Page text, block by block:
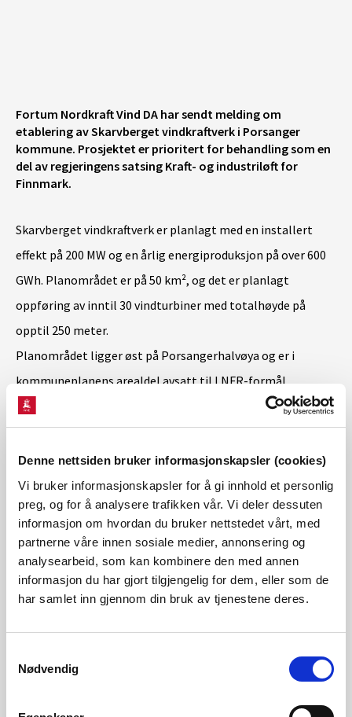
Denne nettsiden bruker informasjonskapsler (cookies)
Vi bruker informasjonskapsler for å gi innhold et personlig
preg, og for å analysere trafikken vår. Vi deler dessuten
informasjon om hvordan du bruker nettstedet vårt, med
partnerne våre innen sosiale medier, annonsering og
analysearbeid, som kan kombinere den med annen
informasjon du har gjort tilgjengelig for dem, eller som de
har samlet inn gjennom din bruk av tjenestene deres.
Nødvendig
Fortum Nordkraft Vind DA har sendt melding om
etablering av Skarvberget vindkraftverk i Porsanger
kommune. Prosjektet er prioritert for behandling som en
del av regjeringens satsing Kraft- og industriløft for
Finnmark.
Skarvberget vindkraftverk er planlagt med en installert
effekt på 200 MW og en årlig energiproduksjon på over 600
GWh. Planområdet er på 50 km², og det er planlagt
oppføring av inntil 30 vindturbiner med totalhøyde på
opptil 250 meter.
Planområdet ligger øst på Porsangerhalvøya og er i
kommuneplanens arealdel avsatt til LNFR-formål
(landbruk, natur, friluftsliv og reindrift). Porsanger
kommune behandler områdereguleringsprosess parallelt
med konsesjonssaken.
Skarvberget vindkraftverk er ett av to prosjekter i regionen
som er prioritert for videre behandling av NVE, sammen
med Reinelva vindkraftverk
. Det planlegges samordnede
utredninger for prosjektene, blant annet for å vurdere
samlet belastning for reindriften. Du finner mer
informasjon på NVE-nettsidenKonsesjonsprosesser i
Finnmark
.
Viktige datoer i NVEs behandling så langt
: Prosjektet ble prioritert for behandling som